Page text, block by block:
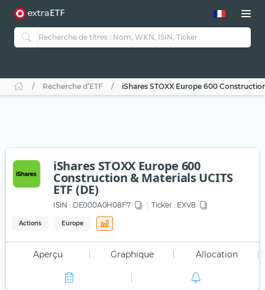
Recherche d’ETF iShares STOXX Europe 600
iShares STOXX Europe 600
Construction & Materials UCITS
ETF (DE)
ISIN : DE000A0H08F7 Ticker : EXV8
Actions Europe
Aperçu Graphique Allocation